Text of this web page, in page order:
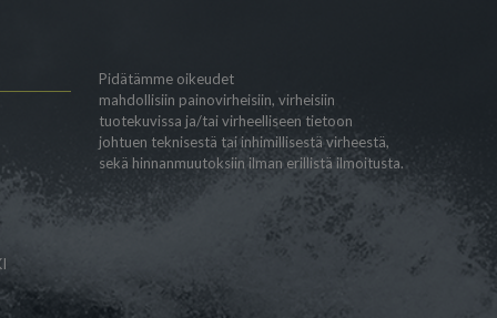
Pidätämme oikeudet
mahdollisiin painovirheisiin, virheisiin
tuotekuvissa ja/tai virheelliseen tietoon
johtuen teknisestä tai inhimillisestä virheestä,
sekä hinnanmuutoksiin ilman erillistä ilmoitusta.